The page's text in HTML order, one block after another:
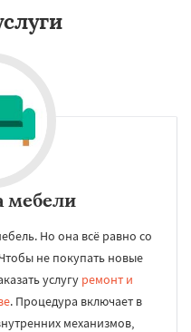
мебели
Но она всё равно со
не покупать новые
услугу ремонт и
. Процедура включает в
механизмов,